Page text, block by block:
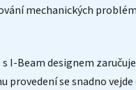
mechanických
I-Beam designem
provedení se snadno